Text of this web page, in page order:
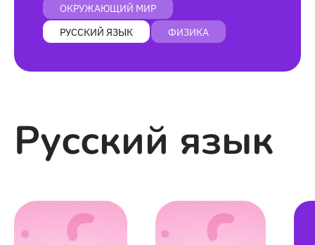
ОКРУЖАЮЩИЙ МИР
РУССКИЙ ЯЗЫК
ФИЗИКА
Русский язык